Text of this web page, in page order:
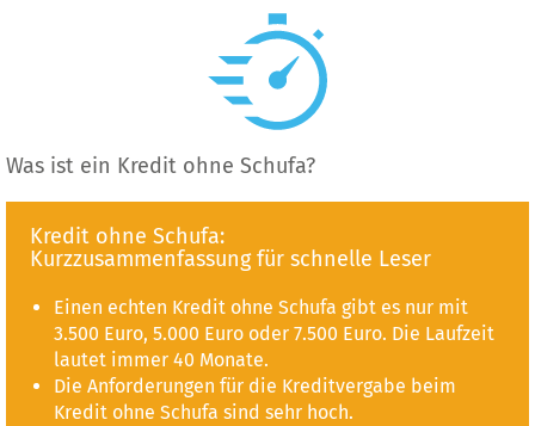
Was ist ein Kredit ohne Schufa?
Kredit ohne Schufa:
Kurzzusammenfassung für schnelle Leser
Einen echten Kredit ohne Schufa gibt es nur mit
3.500 Euro, 5.000 Euro oder 7.500 Euro. Die Laufzeit
lautet immer 40 Monate.
Die Anforderungen für die Kreditvergabe beim
Kredit ohne Schufa sind sehr hoch.